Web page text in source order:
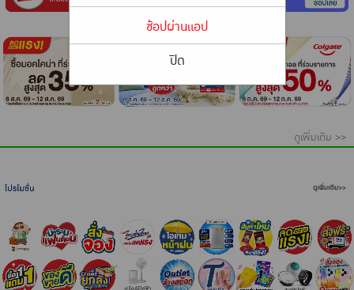
เครื่องดื่มและผงชงดื่ม
เครื่องปรุงรสและของแห้ง
ขนมขบเคี้ยว และช็อคโกแลต
มือถือ
พระเครื่อง test pop
ช้อปผ่านแอป
ปิด
ดูเพิ่มเติม >>